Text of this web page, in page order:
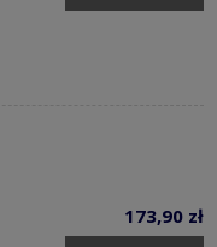
173,90 zł